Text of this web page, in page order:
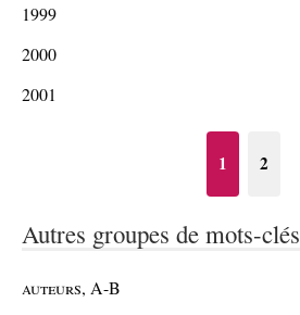
1999
2000
2001
1 2
Autres groupes de mots-clés
auteurs, A-B